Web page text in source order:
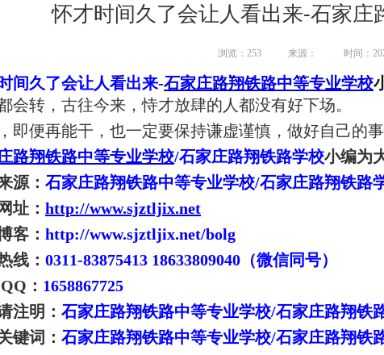
怀才时间久了会让人看出来-石家庄
浏览：253 来源： 时间：
间久了会让人看出来-石家庄路翔铁路中等专业学校
会转，古往今来，恃才放肆的人都没有好下场。
即便再能干，也一定要保持谦虚谨慎，做好自己的
路翔铁路中等专业学校/石家庄路翔铁路学校小编为
源： 石家庄路翔铁路中等专业学校/石家庄路翔铁路
址： http://www.sjztljix.net
客： http://www.sjztljix.net/bolg
线： 0311-83875413 18633809040（微信同号）
： 1658867725
注明： 石家庄路翔铁路中等专业学校/石家庄路翔铁
键词： 石家庄路翔铁路中等专业学校/石家庄路翔铁